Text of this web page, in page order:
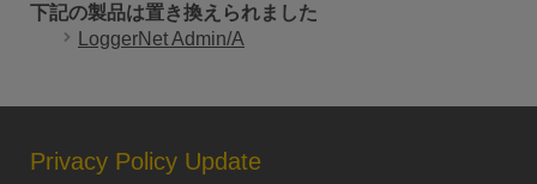
下記の製品は置き換えられました
LoggerNet Admin/A
Privacy Policy Update